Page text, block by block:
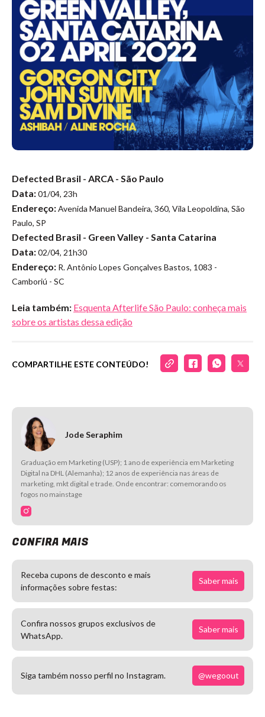
Defected Brasil - ARCA - São Paulo
Data:01/04, 23h
Endereço:Avenida Manuel Bandeira, 360, Vila Leopoldina, São
Paulo, SP
Defected Brasil - Green Valley - Santa Catarina
Data:02/04, 21h30
Endereço: R. Antônio Lopes Gonçalves Bastos, 1083 -
Camboriú - SC
Leia também: Esquenta Afterlife São Paulo: conheça mais
sobre os artistas dessa edição
COMPARTILHE ESTE CONTEÚDO!
Jode Seraphim
Graduação em Marketing (USP); 1 ano de experiência em Marketing
Digital na DHL (Alemanha); 12 anos de experiência nas áreas de
marketing, mkt digital e trade. Onde encontrar: comemorando os
fogos no mainstage
CONFIRA MAIS
Receba cupons de desconto e mais
informações sobre festas:
Saber mais
Confira nossos grupos exclusivos de
WhatsApp.
Saber mais
Siga também nosso perfil no Instagram. @wegoout